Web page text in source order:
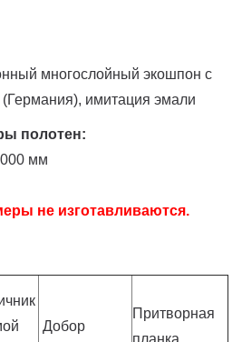
многослойный экошпон с
имитация эмали
полотен:
мм
не изготавливаются.
Добор
Притворная
планка